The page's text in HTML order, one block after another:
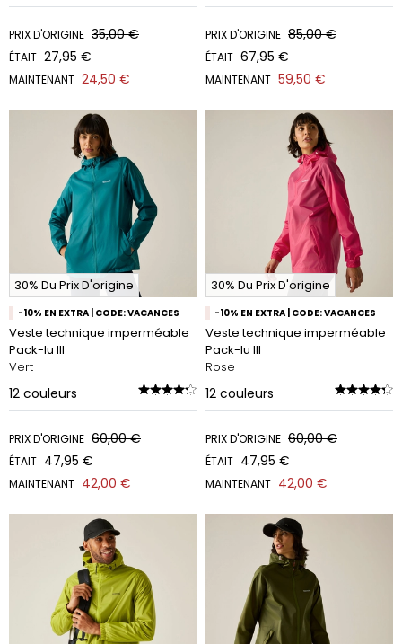
PRIX D'ORIGINE 35,00 €
ÉTAIT 27,95 €
MAINTENANT 24,50 €
PRIX D'ORIGINE 85,00 €
ÉTAIT 67,95 €
MAINTENANT 59,50 €
30% Du Prix D'origine
-10% EN EXTRA | CODE: VACANCES
Veste technique imperméable
Pack-Iu III
Vert
12 couleurs
PRIX D'ORIGINE 60,00 €
ÉTAIT 47,95 €
MAINTENANT 42,00 €
30% Du Prix D'origine
-10% EN EXTRA | CODE: VACANCES
Veste technique imperméable
Pack-Iu III
Rose
12 couleurs
PRIX D'ORIGINE 60,00 €
ÉTAIT 47,95 €
MAINTENANT 42,00 €